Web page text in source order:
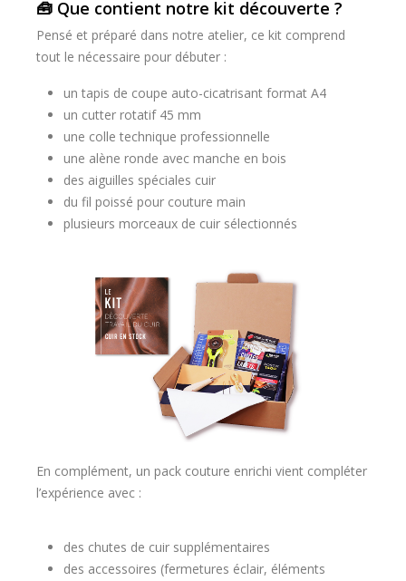
🧰 Que contient notre kit découverte ?
Pensé et préparé dans notre atelier, ce kit comprend
tout le nécessaire pour débuter :
un tapis de coupe auto-cicatrisant format A4
un cutter rotatif 45 mm
une colle technique professionnelle
une alène ronde avec manche en bois
des aiguilles spéciales cuir
du fil poissé pour couture main
plusieurs morceaux de cuir sélectionnés
En complément, un pack couture enrichi vient compléter
l’expérience avec :
des chutes de cuir supplémentaires
des accessoires (fermetures éclair, éléments